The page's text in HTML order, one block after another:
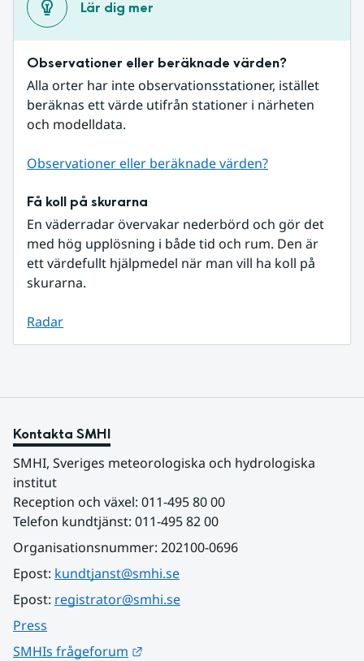
Lär dig mer
Observationer eller beräknade värden?
Alla orter har inte observationsstationer, istället
beräknas ett värde utifrån stationer i närheten
och modelldata.
Observationer eller beräknade värden?
Få koll på skurarna
En väderradar övervakar nederbörd och gör det
med hög upplösning i både tid och rum. Den är
ett värdefullt hjälpmedel när man vill ha koll på
skurarna.
Radar
Kontakta SMHI
SMHI, Sveriges meteorologiska och hydrologiska
institut
Reception och växel: 011-495 80 00
Telefon kundtjänst: 011-495 82 00
Organisationsnummer: 202100-0696
Epost: kundtjanst@smhi.se
Epost: registrator@smhi.se
Press
SMHIs frågeforum